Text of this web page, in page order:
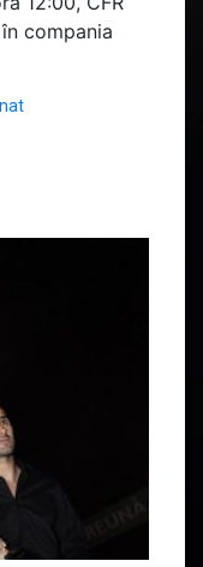
compania